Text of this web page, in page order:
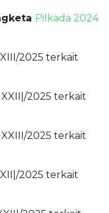
Pilkada 2024
2025 terkait
2025 terkait
2025 terkait
2025 terkait